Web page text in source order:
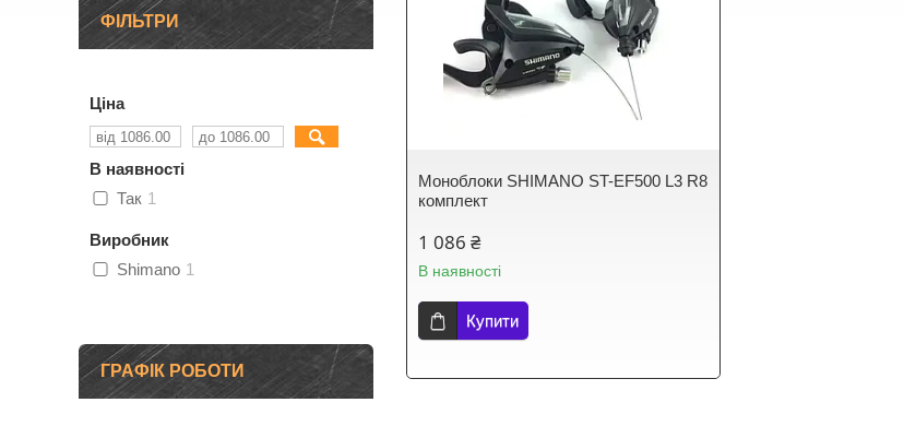
Моноблоки SHIMANO ST-EF500 L3 R8
комплект
1 086 ₴
В наявності
Купити
ФІЛЬТРИ
Ціна
В наявності
Так 1
Виробник
Shimano 1
ГРАФІК РОБОТИ